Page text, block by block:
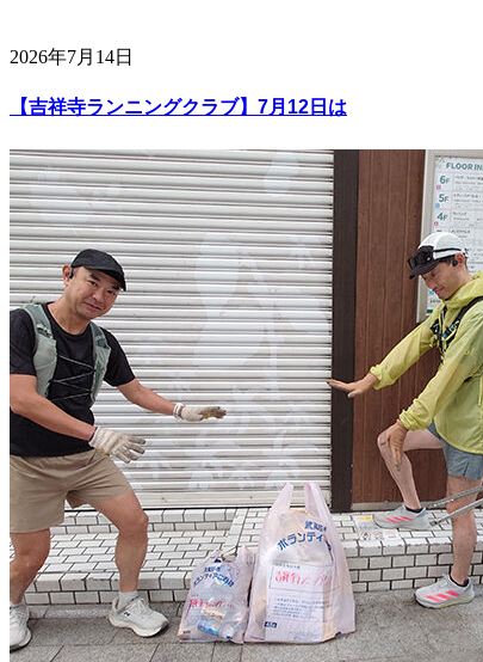
2026年7月14日
【吉祥寺ランニングクラブ】7月12日は